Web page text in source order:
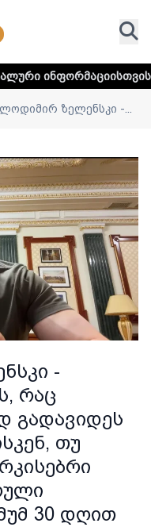
დააკლიკეთ
ზელენსკი -...
-
რაც
გადავიდეს
თუ
30 დღით